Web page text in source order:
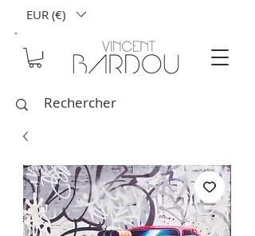
EUR (€)